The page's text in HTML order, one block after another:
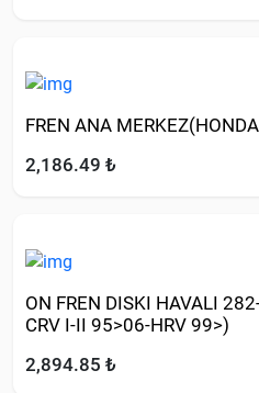
FREN ANA
2,186.49 ₺
ON FREN DISKI HAVALI
CRV I-II 95>06-HRV 99>)
2,894.85 ₺